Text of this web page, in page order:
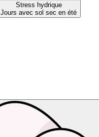
Stress hydrique
Jours avec sol sec en été